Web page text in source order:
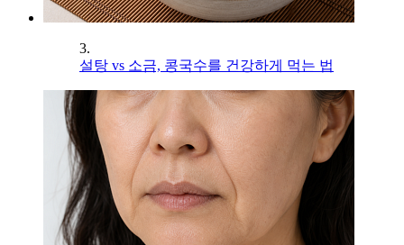
3.
설탕 vs 소금, 콩국수를 건강하게 먹는 법